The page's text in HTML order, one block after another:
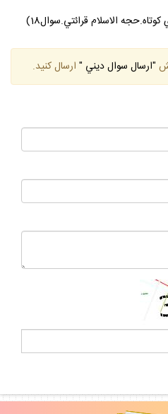
الاسلام قرائتي.سوال18)
"ارسال سوال ديني " ارسال كنيد.